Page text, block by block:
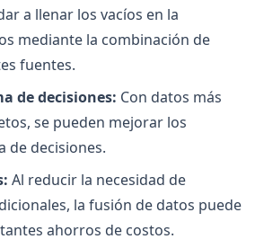
en Python – Explicado!
Igual en Python?
en Python?
a llenar los vacíos en la
mediante la combinación de
fuentes.
de decisiones: Con datos más
se pueden mejorar los
de decisiones.
Al reducir la necesidad de
la fusión de datos puede
ahorros de costos.